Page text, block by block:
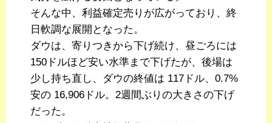
そんな中、利益確定売りが広がっており、終
日軟調な展開となった。
ダウは、寄りつきから下げ続け、昼ごろには
150ドルほど安い水準まで下げたが、後場は
少し持ち直し、ダウの終値は 117ドル、0.7%
安の 16,906ドル。2週間ぶりの大きさの下げ
だった。